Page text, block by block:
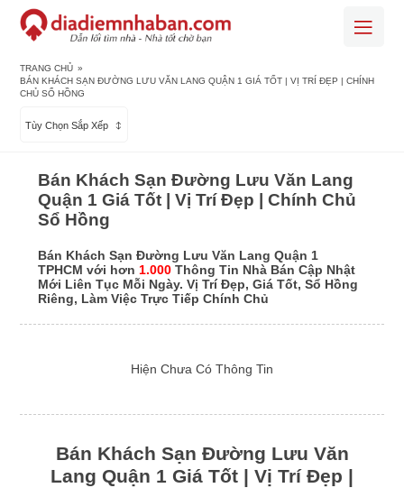
TRANG CHỦ »
BÁN KHÁCH SẠN ĐƯỜNG LƯU VĂN LANG QUẬN 1 GIÁ TỐT | VỊ TRÍ ĐẸP | CHÍNH
CHỦ SỔ HỒNG
Tùy Chọn Sắp Xếp
Bán Khách Sạn Đường Lưu Văn Lang
Quận 1 Giá Tốt | Vị Trí Đẹp | Chính Chủ
Sổ Hồng
Bán Khách Sạn Đường Lưu Văn Lang Quận 1
TPHCM với hơn1.000 Thông Tin Nhà Bán Cập Nhật
Mới Liên Tục Mỗi Ngày. Vị Trí Đẹp, Giá Tốt, Sổ Hồng
Riêng, Làm Việc Trực Tiếp Chính Chủ
Hiện Chưa Có Thông Tin
Bán Khách Sạn Đường Lưu Văn
Lang Quận 1 Giá Tốt | Vị Trí Đẹp |